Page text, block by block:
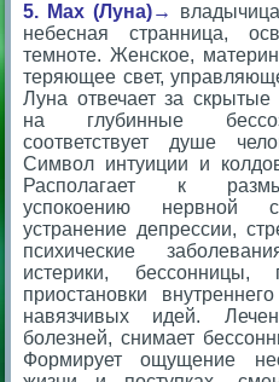
5. Мах (Луна)→
небесная странница,
темноте. Женское,
теряющее свет,
Луна отвечает за
на глубинные
соответствует душе
Символ интуиции и
Располагает к
успокоению нервной
устранение депрессии,
психические
истерики,
приостановки
навязчивых идей.
болезней, снимает
Формирует ощущение